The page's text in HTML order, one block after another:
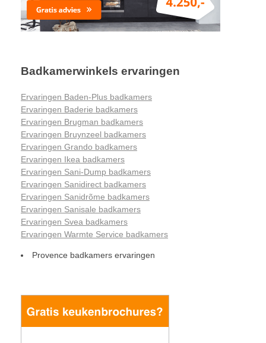
Badkamerwinkels ervaringen
Ervaringen Baden-Plus badkamers
Ervaringen Baderie badkamers
Ervaringen Brugman badkamers
Ervaringen Bruynzeel badkamers
Ervaringen Grando badkamers
Ervaringen Ikea badkamers
Ervaringen Sani-Dump badkamers
Ervaringen Sanidirect badkamers
Ervaringen Sanidrõme badkamers
Ervaringen Sanisale badkamers
Ervaringen Svea badkamers
Ervaringen Warmte Service badkamers
Provence badkamers ervaringen